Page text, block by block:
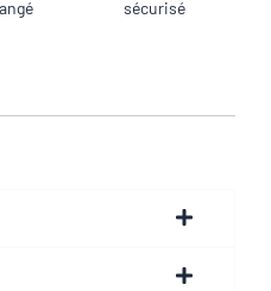
sécurisé